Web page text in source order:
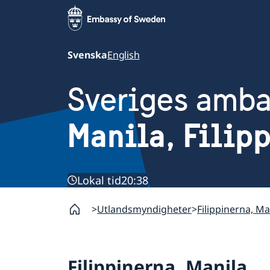
SvenskaEnglish
Sveriges
Manila,
Lokal tid20:38
Utlandsmyndigheter Filippinerna,